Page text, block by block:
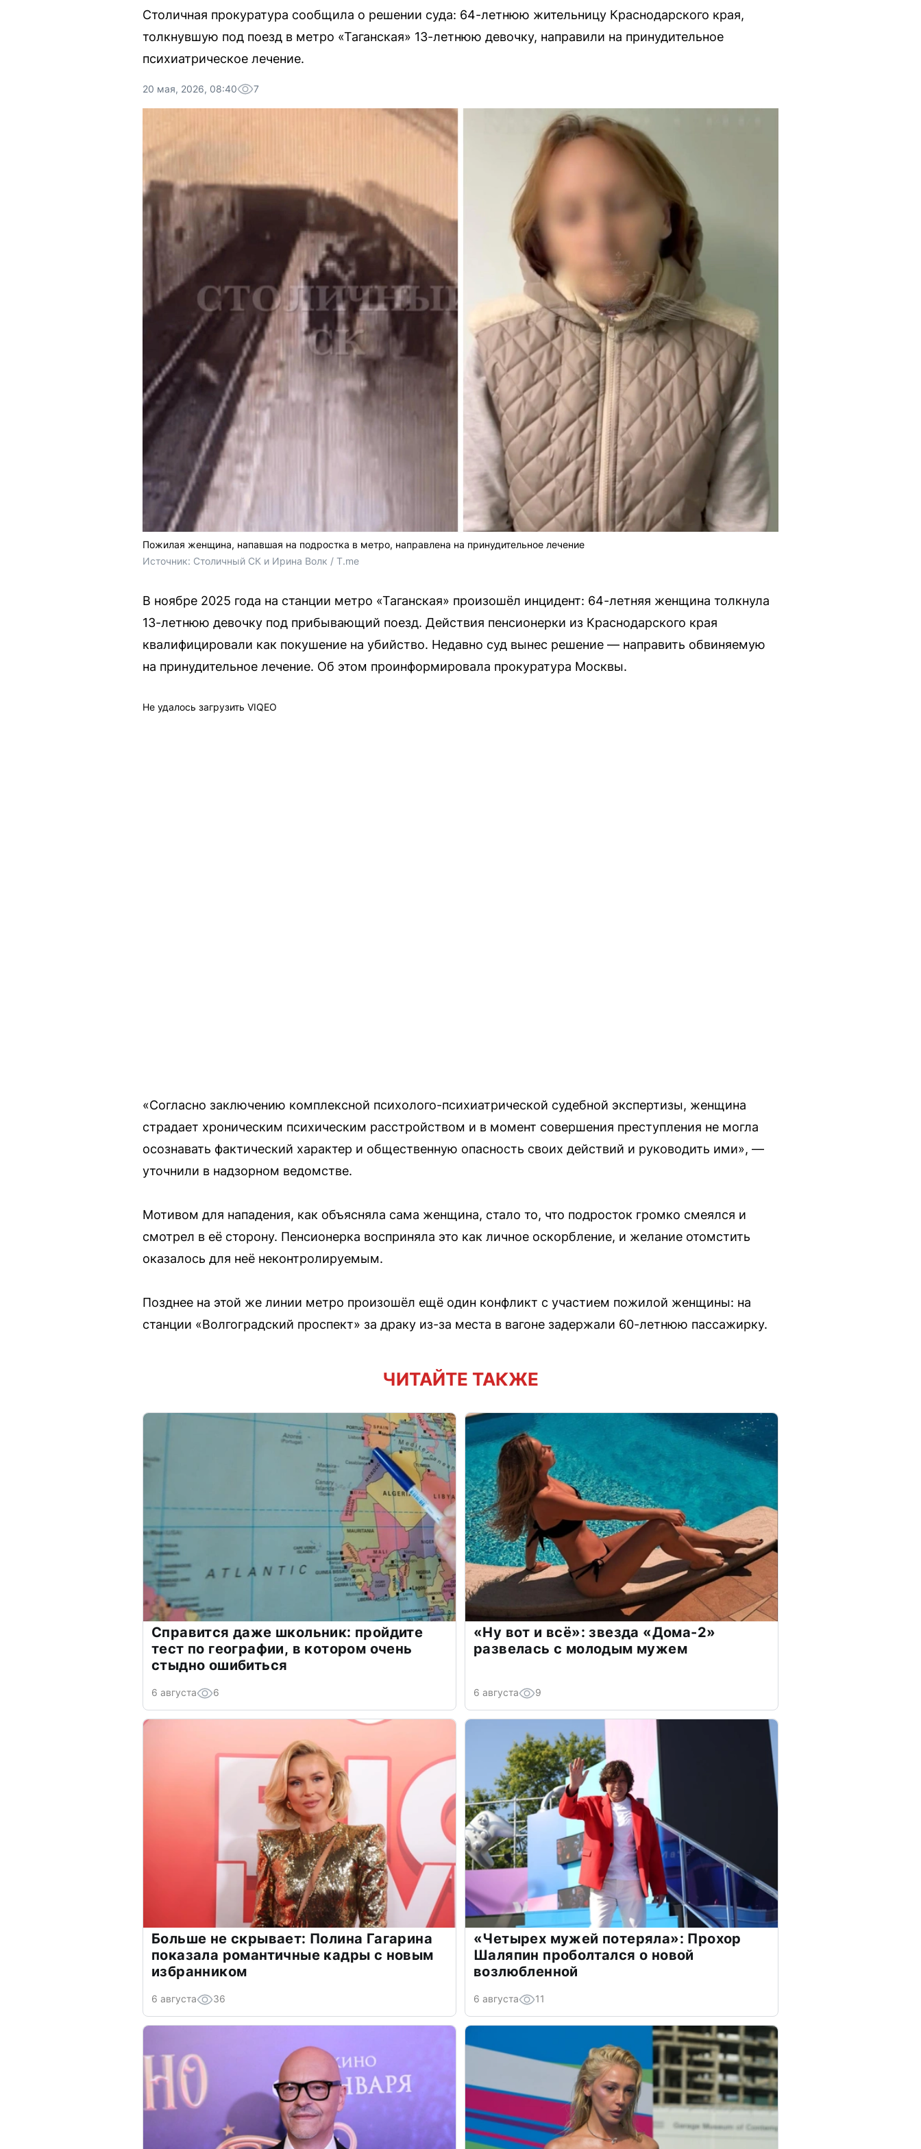
Столичная прокуратура сообщила о решении суда: 64-летнюю жительницу Краснодарского края,
толкнувшую под поезд в метро «Таганская» 13-летнюю девочку, направили на принудительное
психиатрическое лечение.
20 мая, 2026, 08:40 7
Пожилая женщина, напавшая на подростка в метро, направлена на принудительное лечение
Источник: Столичный СК и Ирина Волк / T.me
В ноябре 2025 года на станции метро «Таганская» произошёл инцидент: 64-летняя женщина толкнула
13-летнюю девочку под прибывающий поезд. Действия пенсионерки из Краснодарского края
квалифицировали как покушение на убийство. Недавно суд вынес решение — направить обвиняемую
на принудительное лечение. Об этом проинформировала прокуратура Москвы.
Не удалось загрузить VIQEO
«Согласно заключению комплексной психолого-психиатрической судебной экспертизы, женщина
страдает хроническим психическим расстройством и в момент совершения преступления не могла
осознавать фактический характер и общественную опасность своих действий и руководить ими», —
уточнили в надзорном ведомстве.
Мотивом для нападения, как объясняла сама женщина, стало то, что подросток громко смеялся и
смотрел в её сторону. Пенсионерка восприняла это как личное оскорбление, и желание отомстить
оказалось для неё неконтролируемым.
Позднее на этой же линии метро произошёл ещё один конфликт с участием пожилой женщины: на
станции «Волгоградский проспект» за драку из-за места в вагоне задержали 60-летнюю пассажирку.
ЧИТАЙТЕ ТАКЖЕ
Справится даже школьник: пройдите
тест по географии, в котором очень
стыдно ошибиться
6 августа 6
«Ну вот и всё»: звезда «Дома-2»
развелась с молодым мужем
6 августа 9
Больше не скрывает: Полина Гагарина
показала романтичные кадры с новым
избранником
6 августа 36
«Четырех мужей потеряла»: Прохор
Шаляпин проболтался о новой
возлюбленной
6 августа 11